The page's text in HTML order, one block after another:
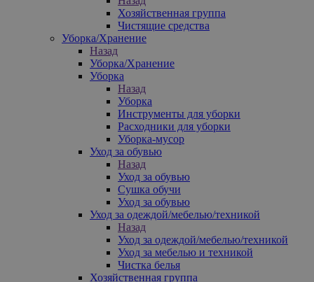
Хозяйственная группа
Чистящие средства
Уборка/Хранение
Назад
Уборка/Хранение
Уборка
Назад
Уборка
Инструменты для уборки
Расходники для уборки
Уборка-мусор
Уход за обувью
Назад
Уход за обувью
Сушка обучи
Уход за обувью
Уход за одеждой/мебелью/техникой
Назад
Уход за одеждой/мебелью/техникой
Уход за мебелью и техникой
Чистка белья
Хозяйственная группа